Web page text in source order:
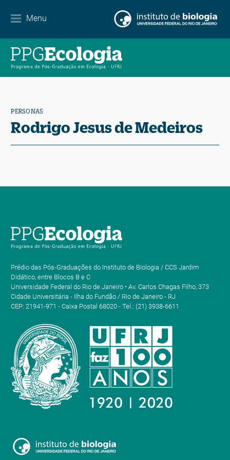
Menu
EN ES PT
PERSONAS
Rodrigo Jesus de Medeiros
Prédio das Pós-Graduações do Instituto de Biologia / CCS Jardim
Didático, entre Blocos B e C
Universidade Federal do Rio de Janeiro • Av. Carlos Chagas Filho, 373
Cidade Universitária - Ilha do Fundão / Rio de Janeiro - RJ
CEP: 21941-971 - Caixa Postal 68020 - Tel.: (21) 3938-6611